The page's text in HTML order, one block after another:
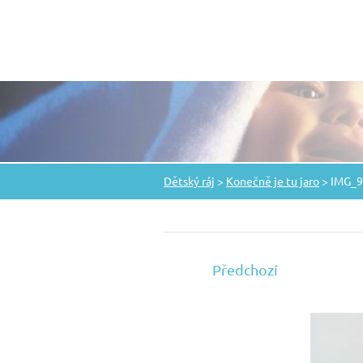
Dětský ráj > Konečně je tu jaro >
Předchozí